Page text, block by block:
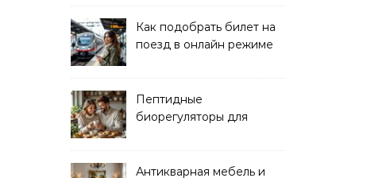
Как подобрать билет на
поезд в онлайн режиме
Пептидные
биорегуляторы для
Антикварная мебель и